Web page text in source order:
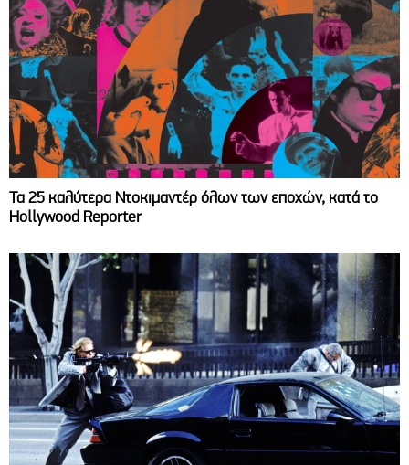
Τα 25 καλύτερα Ντοκιμαντέρ όλων των εποχών, κατά το
Hollywood Reporter